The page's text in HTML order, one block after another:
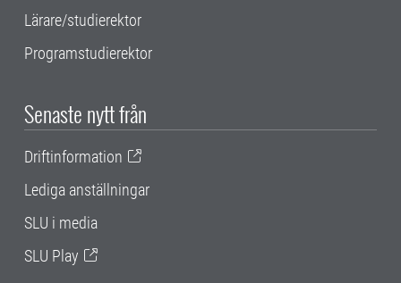
Lärare/studierektor
Programstudierektor
Senaste nytt från
Driftinformation
Lediga anställningar
SLU i media
SLU Play